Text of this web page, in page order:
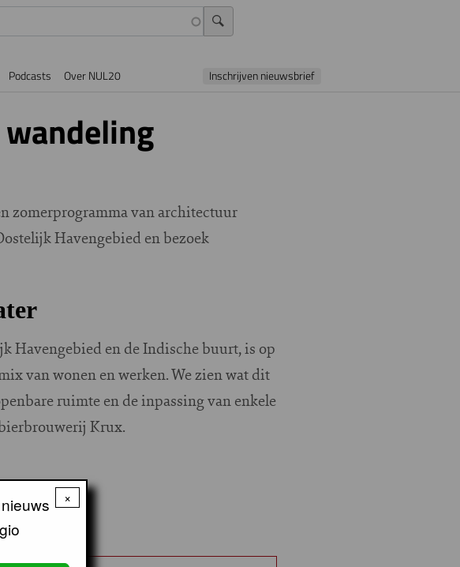
Podcasts Over NUL20 Inschrijven nieuwsbrief
zomerprogramma van architectuur
Havengebied en bezoek
Havengebied en de Indische buurt, is op
van wonen en werken. We zien wat dit
ruimte en de inpassing van enkele
Krux.
×